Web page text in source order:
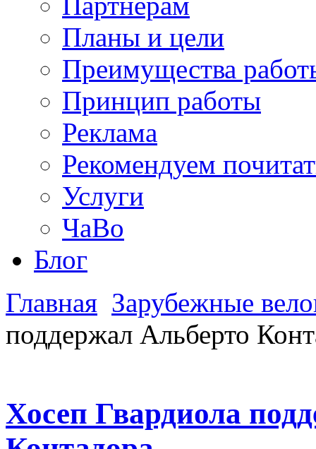
Планы и цели
Преимущества
Принцип работы
Реклама
Рекомендуем
Услуги
ЧаВо
Блог
Главная Зарубежные
поддержал Альберто
Хосеп Гвардиола